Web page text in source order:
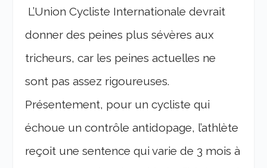
L’Union Cycliste Internationale devrait
donner des peines plus sévères aux
tricheurs, car les peines actuelles ne
sont pas assez rigoureuses.
Présentement, pour un cycliste qui
échoue un contrôle antidopage, l’athlète
reçoit une sentence qui varie de 3 mois à